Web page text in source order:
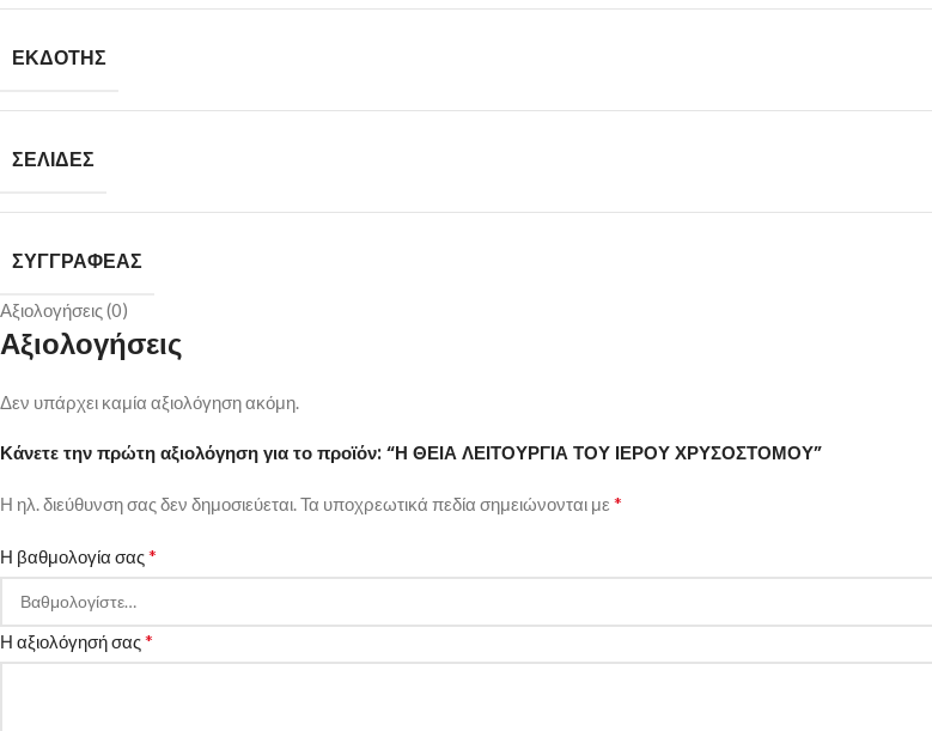
ΕΚΔΟΤΗΣ
ΣΕΛΙΔΕΣ
ΣΥΓΓΡΑΦΕΑΣ
Αξιολογήσεις (0)
Αξιολογήσεις
Δεν υπάρχει καμία αξιολόγηση ακόμη.
Κάνετε την πρώτη αξιολόγηση για το προϊόν: “Η ΘΕΙΑ ΛΕΙΤΟΥΡΓΙΑ ΤΟΥ ΙΕΡΟΥ ΧΡΥΣΟΣΤΟΜΟΥ”
Η ηλ. διεύθυνση σας δεν δημοσιεύεται.Τα υποχρεωτικά πεδία σημειώνονται με *
Η βαθμολογία σας*
Η αξιολόγησή σας*